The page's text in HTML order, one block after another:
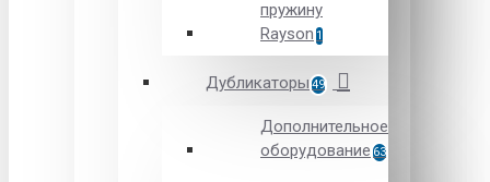
пружину
Rayson 1
Дубликаторы 49
Дополнительное
оборудование 63